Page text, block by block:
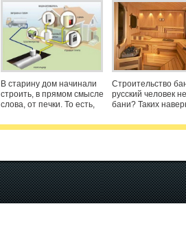
В старину дом начинали
строить, в прямом смысле
слова, от печки. То есть,
уже потом вокруг неё
зрения. Старинные
Строительство
русский человек
бани? Таких
это не только
радовала долго её